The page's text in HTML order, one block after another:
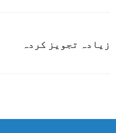
زیادہ تجویز کردہ